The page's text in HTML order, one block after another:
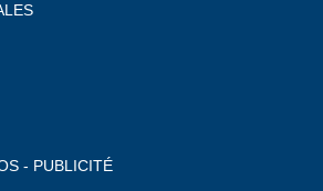
- PUBLICITÉ